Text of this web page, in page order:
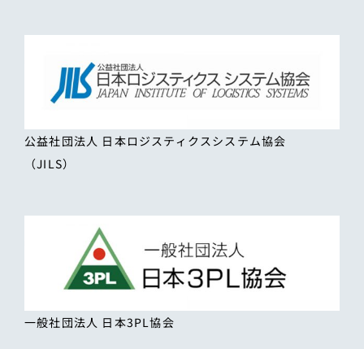
公益社団法人 日本ロジスティクスシステム協会
（JILS）
一般社団法人 日本3PL協会